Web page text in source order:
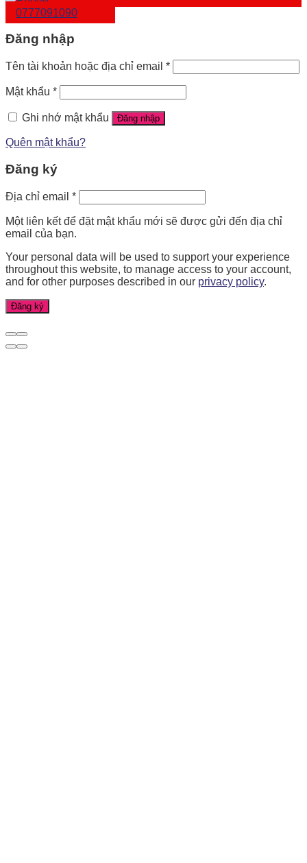
0777091090
Đăng nhập
Tên tài khoản hoặc địa chỉ email *
Mật khẩu *
Ghi nhớ mật khẩu Đăng nhập
Quên mật khẩu?
Đăng ký
Địa chỉ email *
Một liên kết để đặt mật khẩu mới sẽ được gửi đến địa chỉ
email của bạn.
Your personal data will be used to support your experience
throughout this website, to manage access to your account,
and for other purposes described in our privacy policy.
Đăng ký